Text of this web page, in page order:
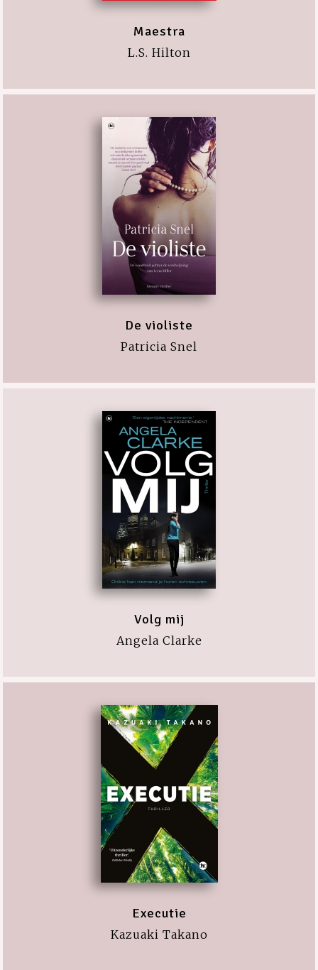
Maestra
L.S. Hilton
De violiste
Patricia Snel
Volg mij
Angela Clarke
Executie
Kazuaki Takano